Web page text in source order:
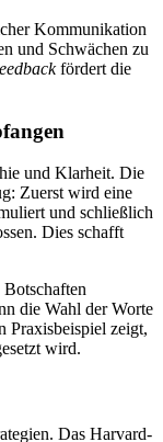
Kommunikation
und Schwächen zu
fördert die
und Klarheit. Die
Zuerst wird eine
und schließlich
Dies schafft
die Wahl der Worte
Praxisbeispiel zeigt,
wird.
Das Harvard-